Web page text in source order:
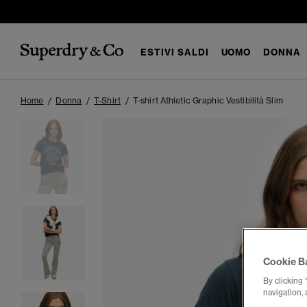
ESTIVI SALDI UOMO DONNA
Home Donna T-Shirt T-shirt Athletic Graphic Vestibilità Slim
Cookie
By clicking
navigation,